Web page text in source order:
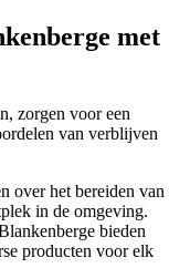
met
zorgen voor een
van verblijven
over het bereiden van
in de omgeving.
bieden
producten voor elk